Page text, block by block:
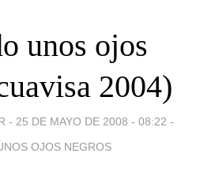
unos ojos
2004)
- 25 DE MAYO DE 2008 - 08:22 -
OJOS NEGROS